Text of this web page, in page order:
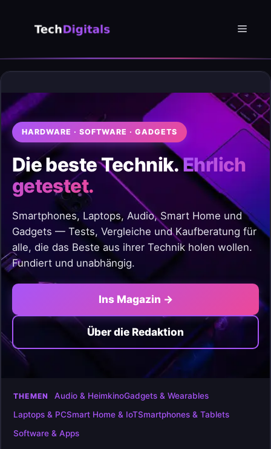
Menü
HARDWARE · SOFTWARE · GADGETS
Die beste Technik.Ehrlich
getestet.
Smartphones, Laptops, Audio, Smart Home und
Gadgets — Tests, Vergleiche und Kaufberatung für
alle, die das Beste aus ihrer Technik holen wollen.
Fundiert und unabhängig.
Ins Magazin →
Über die Redaktion
THEMEN Audio & HeimkinoGadgets & Wearables
Laptops & PCSmart Home & IoTSmartphones & Tablets
Software & Apps